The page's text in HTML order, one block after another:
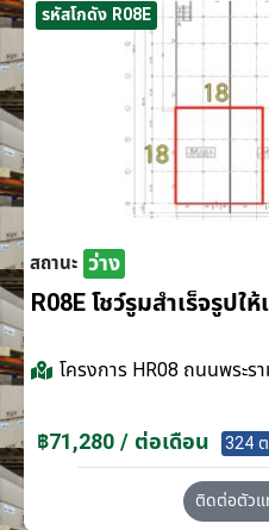
รหัสโกดัง R08E
สถานะ ว่าง
R08E โชว์รูมสำเร็จรูปใ
โครงการ HR08 ถนนพระร
฿71,280 / ต่อเดือน 324
ติดต่อตัวแ